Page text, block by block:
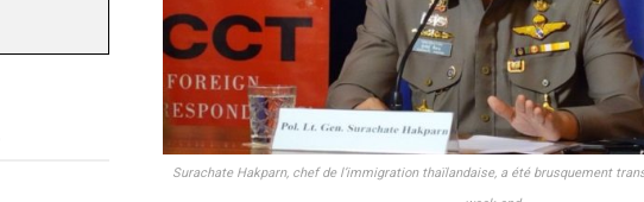
Surachate Hakparn, chef de l’immigration thaïlandaise, a été brusquement